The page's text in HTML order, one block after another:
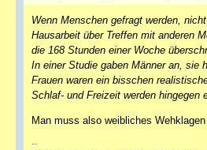
Wenn Menschen gefragt werden,
Hausarbeit über Treffen mit anderen
die 168 Stunden einer Woche
In einer Studie gaben Männer an, sie
Frauen waren ein bisschen
Schlaf- und Freizeit werden hingegen
Man muss also weibliches
--